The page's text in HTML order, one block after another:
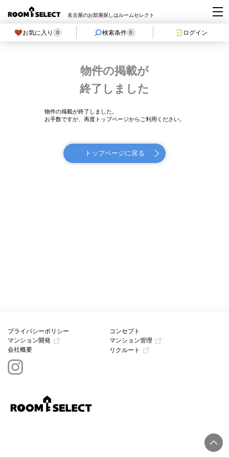
名古屋のお部屋探しはルームセレクト
お気に入り 0 検索条件 0 ログイン
物件の掲載が
終了しました
物件の掲載が終了しました。
お手数ですが、再度トップページからご利用ください。
トップページに戻る
プライバシーポリシー
コンセプト
マンション開発
マンション管理
会社概要
リクルート